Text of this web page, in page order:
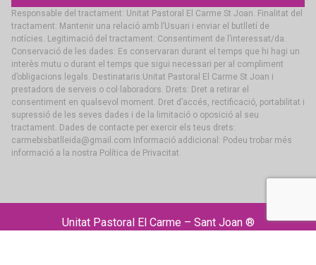
Responsable del tractament: Unitat Pastoral El Carme St Joan. Finalitat del
tractament: Mantenir una relació amb l’Usuari i enviar el butlletí de
notícies. Legitimació del tractament: Consentiment de l’interessat/da.
Conservació de les dades: Es conservaran durant el temps que hi hagi un
interès mutu o durant el temps que sigui necessari per al compliment
d’obligacions legals. Destinataris:Unitat Pastoral El Carme St Joan i
prestadors de serveis o col·laboradors. Drets: Dret a retirar el
consentiment en qualsevol moment. Dret d’accés, rectificació, portabilitat i
supressió de les seves dades i de la limitació o oposició al seu
tractament. Dades de contacte per exercir els teus drets:
carmebisbatlleida@gmail.com Informació addicional: Podeu trobar més
informació a la nostra Política de Privacitat.
Unitat Pastoral El Carme – Sant Joan ®